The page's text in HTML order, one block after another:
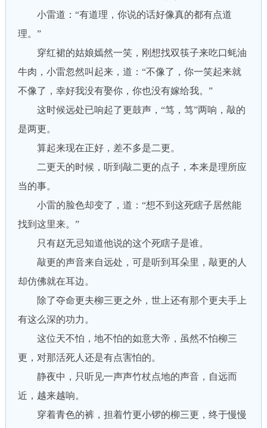
小雷道：“有道理，你说的话好像真的都有点道
理。”
穿红裙的姑娘嫣然一笑，刚想找双筷子来吃口蚝油
牛肉，小雷忽然叫起来，道：“不像了，你一笑起来就
不像了，幸好我没有娶你，你也没有嫁给我。”
这时候远处已响起了更鼓声，“笃，笃”两响，敲的
是两更。
算起来现在正好，差不多是二更。
二更天的时候，听到敲二更的点子，本来是理所应
当的事。
小雷的脸色却变了，道：“想不到这死瞎子居然能
找到这里来。”
只有赵无忌知道他说的这个死瞎子是谁。
敲更的声音来自远处，可是听到耳朵里，敲更的人
却仿佛就在耳边。
除了夺命更夫柳三更之外，世上还有那个更夫手上
有这么深的功力。
这位天不怕，地不怕的如意大帝，虽然不怕柳三
更，对那活死人还是有点害怕的。
静夜中，只听见一声声竹杖点地的声音，自远而
近，越来越响。
穿着青色的裤，担着竹更小锣的柳三更，终于慢慢